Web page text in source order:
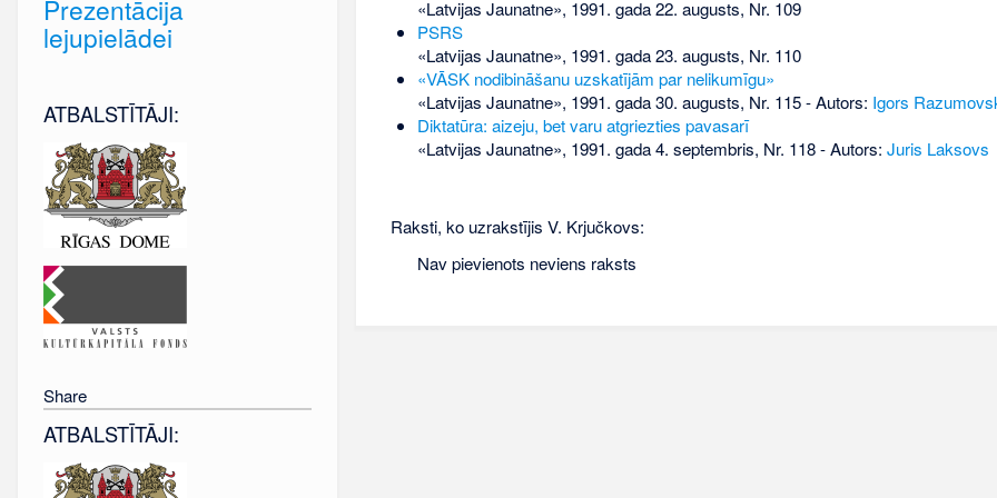
«Latvijas Jaunatne», 1991. gada 22. augusts, Nr. 109
PSRS
«Latvijas Jaunatne», 1991. gada 23. augusts, Nr. 110
«VĀSK nodibināšanu uzskatījām par nelikumīgu»
«Latvijas Jaunatne», 1991. gada 30. augusts, Nr. 115- Autors: Igors
Diktatūra: aizeju, bet varu atgriezties pavasarī
«Latvijas Jaunatne», 1991. gada 4. septembris, Nr. 118- Autors: Juris Laksovs
Raksti, ko uzrakstījis V. Krjučkovs:
Nav pievienots neviens raksts
Prezentācija
lejupielādei
ATBALSTĪTĀJI:
Share
ATBALSTĪTĀJI: